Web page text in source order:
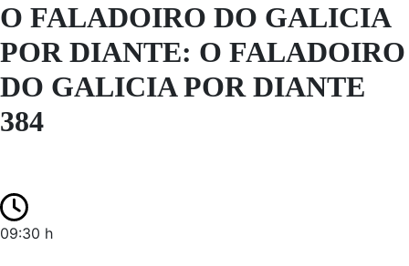
O FALADOIRO DO GALICIA
POR DIANTE: O FALADOIRO
DO GALICIA POR DIANTE
384
09:30 h